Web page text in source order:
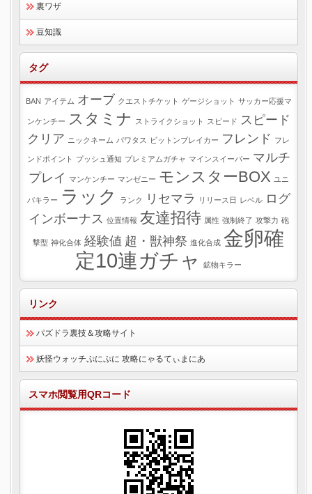
裏ワザ
豆知識
タグ
BAN アイテム オーブ クエストチケット ゲージショット サッカー応援マ
ンケンチー スタミナ ストライクショット スピード
スピード
クリア ニックネーム パワタス ビットンブレイカー フレンド フレ
ンドポイント プッシュ通知 プレミアムガチャ マインスイーパー マルチ
プレイ
マンケンチー マンゼニー モンスターBOX ユニ
バキラー ラック ランク リセマラ リリース日 レベル ログ
インボーナス 位置情報 友達招待 属性 強制終了 攻撃力 砲
撃型 神化合体 経験値 超・獣神祭 進化合成 金卵確
定10連ガチャ
鉱物キラー
リンク
パズドラ裏技＆攻略サイト
妖怪ウォッチぷにぷに 攻略にゃるてぃまにあ
スマホ閲覧用QRコード